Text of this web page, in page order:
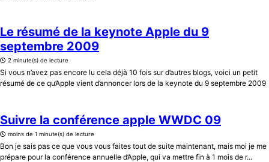
Le résumé de la keynote Apple du 9
septembre 2009
2 minute(s) de lecture
Si vous n’avez pas encore lu cela déjà 10 fois sur d’autres blogs, voici un petit
résumé de ce qu’Apple vient d’annoncer lors de la keynote du 9 septembre 2009
Suivre la conférence apple WWDC 09
moins de 1 minute(s) de lecture
Bon je sais pas ce que vous vous faites tout de suite maintenant, mais moi je me
prépare pour la conférence annuelle d’Apple, qui va mettre fin à 1 mois de r...